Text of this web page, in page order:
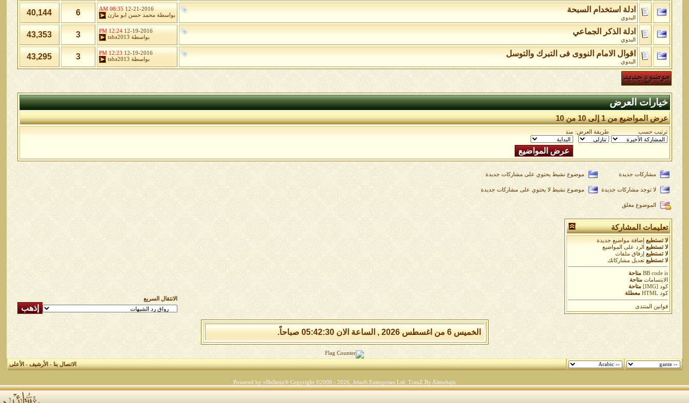
ادلة استخدام السبحة
البدوي
12-21-2016
08:35 AM
بواسطة محمد حسن ابو مازن 6
40,144
ادلة الذكر الجماعي
البدوي
12-19-2016
12:24 PM
بواسطة taha2013
3
43,353
اقوال الامام النووى فى التبرك والتوسل
البدوي
12-19-2016
12:23 PM
بواسطة taha2013
3
43,295
خيارات العرض
عرض المواضيع من 1 إلى 10 من 10
ترتيب حسب طريقة العرض: منذ
مشاركات جديدة موضوع نشيط يحتوي على مشاركات جديدة
لا توجد مشاركات جديدة موضوع نشيط لا يحتوي على مشاركات جديدة
الموضوع مغلق
تعليمات المشاركة
لا تستطيع
إضافة مواضيع جديدة
لا تستطيع
الرد على المواضيع
لا تستطيع
إرفاق ملفات
لا تستطيع تعديل مشاركاتك
BB codeis
متاحة
الابتسامات متاحة
كود [IMG]
متاحة
كود HTML
معطلة
قوانين المنتدى
الانتقال السريع
الخميس 6 من اغسطس 2026 , الساعة الان 05:42:30 صباحاً.
الاتصال بنا-الأرشيف-الأعلى
Powered by vBulletin® Copyright ©2000 - 2026, Jelsoft Enterprises Ltd. TranZ By Almuhajir